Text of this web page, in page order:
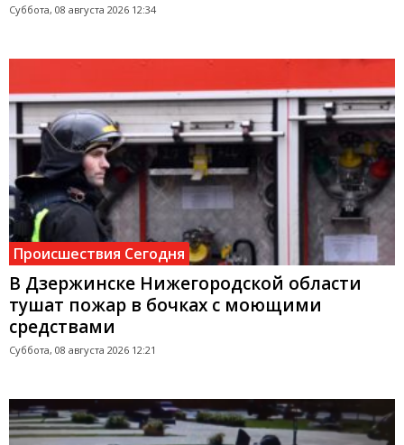
Суббота, 08 августа 2026 12:34
Происшествия Сегодня
В Дзержинске Нижегородской области
тушат пожар в бочках с моющими
средствами
Суббота, 08 августа 2026 12:21